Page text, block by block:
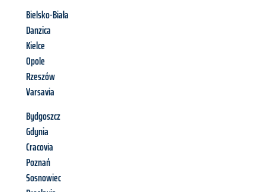
Bielsko-Biała
Danzica
Kielce
Opole
Rzeszów
Varsavia
Bydgoszcz
Gdynia
Cracovia
Poznań
Sosnowiec